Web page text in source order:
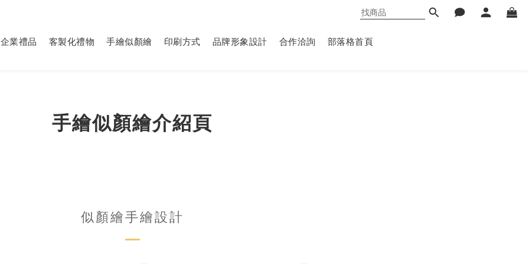
企業禮品 客製化禮物 手繪似顏繪 印刷方式 品牌形象設計 合作洽詢 部落格首頁
手繪似顏繪介紹頁
似顏繪手繪設計